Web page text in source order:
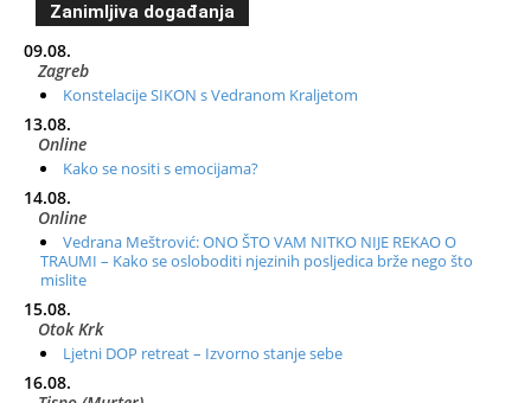
Zanimljiva događanja
09.08.
Zagreb
Konstelacije SIKON s Vedranom Kraljetom
13.08.
Online
Kako se nositi s emocijama?
14.08.
Online
Vedrana Meštrović: ONO ŠTO VAM NITKO NIJE REKAO O
TRAUMI – Kako se osloboditi njezinih posljedica brže nego što
mislite
15.08.
Otok Krk
Ljetni DOP retreat – Izvorno stanje sebe
16.08.